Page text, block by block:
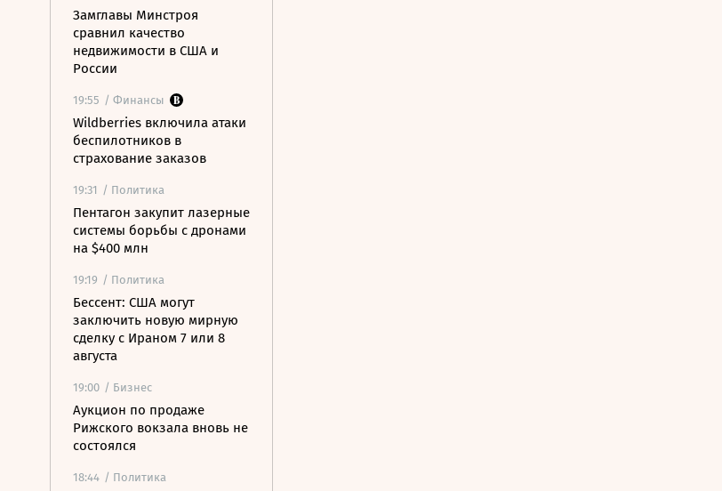
Замглавы Минстроя
сравнил качество
недвижимости в США и
России
19:55 / Финансы
Wildberries включила атаки
беспилотников в
страхование заказов
19:31 / Политика
Пентагон закупит лазерные
системы борьбы с дронами
на $400 млн
19:19 / Политика
Бессент: США могут
заключить новую мирную
сделку с Ираном 7 или 8
августа
19:00 / Бизнес
Аукцион по продаже
Рижского вокзала вновь не
состоялся
18:44 / Политика